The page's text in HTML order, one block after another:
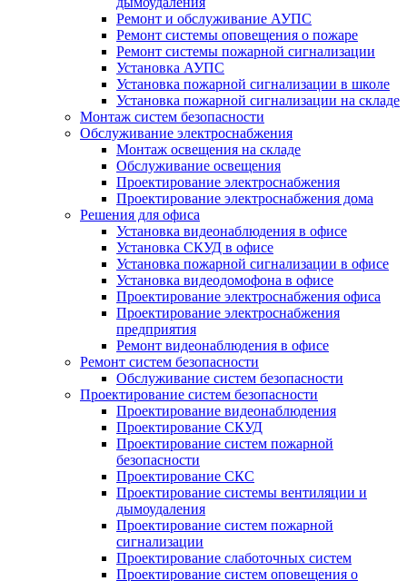
Ремонт и обслуживание АУПС
Ремонт системы оповещения о пожаре
Ремонт системы пожарной сигнализации
Установка АУПС
Установка пожарной сигнализации в школе
Установка пожарной сигнализации на складе
Монтаж систем безопасности
Обслуживание электроснабжения
Монтаж освещения на складе
Обслуживание освещения
Проектирование электроснабжения
Проектирование электроснабжения дома
Решения для офиса
Установка видеонаблюдения в офисе
Установка СКУД в офисе
Установка пожарной сигнализации в офисе
Установка видеодомофона в офисе
Проектирование электроснабжения офиса
Проектирование электроснабжения
предприятия
Ремонт видеонаблюдения в офисе
Ремонт систем безопасности
Обслуживание систем безопасности
Проектирование систем безопасности
Проектирование видеонаблюдения
Проектирование СКУД
Проектирование систем пожарной
безопасности
Проектирование СКС
Проектирование системы вентиляции и
дымоудаления
Проектирование систем пожарной
сигнализации
Проектирование слаботочных систем
Проектирование систем оповещения о